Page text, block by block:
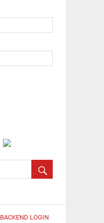
BACKEND LOGIN